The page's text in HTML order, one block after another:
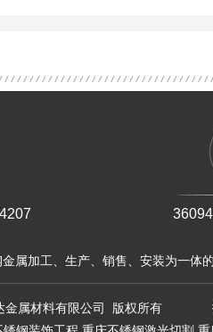
属加工、生产、销售、安装为一体
达金属材料有限公司 版权所有